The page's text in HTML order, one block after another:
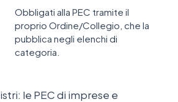
Obbligati alla PEC tramite il
proprio Ordine/Collegio, che la
pubblica negli elenchi di
categoria.
le PEC di imprese e